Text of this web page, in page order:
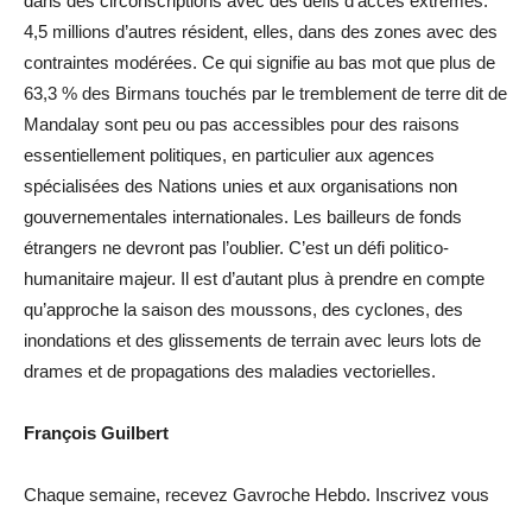
4,5 millions d’autres résident, elles, dans des zones avec des
contraintes modérées. Ce qui signifie au bas mot que plus de
63,3 % des Birmans touchés par le tremblement de terre dit de
Mandalay sont peu ou pas accessibles pour des raisons
essentiellement politiques, en particulier aux agences
spécialisées des Nations unies et aux organisations non
gouvernementales internationales. Les bailleurs de fonds
étrangers ne devront pas l’oublier. C’est un défi politico-
humanitaire majeur. Il est d’autant plus à prendre en compte
qu’approche la saison des moussons, des cyclones, des
inondations et des glissements de terrain avec leurs lots de
drames et de propagations des maladies vectorielles.
François Guilbert
Chaque semaine, recevez Gavroche Hebdo. Inscrivez vous